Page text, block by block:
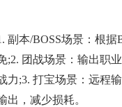
副本/BOSS场景：根
;2. 团战场景：输出职
力;3. 打宝场景：远程
出，减少损耗。